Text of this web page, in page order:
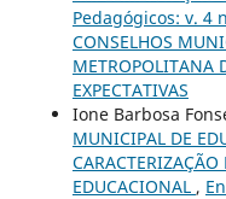
Pedagógicos: v. 4
CONSELHOS
METROPOLITANA
EXPECTATIVAS
Ione Barbosa
MUNICIPAL DE
EDUCACIONAL ,